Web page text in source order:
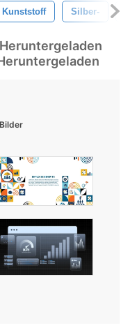
Kunststoff Silber-